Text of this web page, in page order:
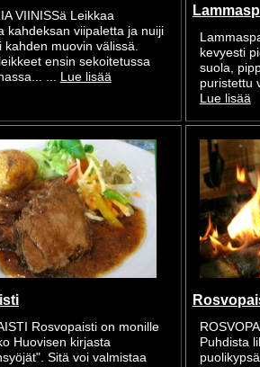
VIINISSä Leikkaa
kahdeksan viipaletta ja nuiji
kahden muovin välissä.
ensin sekoitetussa
... Lue lisää
kevyesti
suola,
puristettu
Lue lisää
Rosvopaisti on monille
Huovisen kirjasta
Sitä voi valmistaa
Puhdista